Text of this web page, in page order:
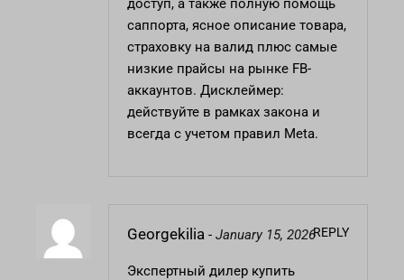
доступ, а также полную помощь
саппорта, ясное описание товара,
страховку на валид плюс самые
низкие прайсы на рынке FB-
аккаунтов. Дисклеймер:
действуйте в рамках закона и
всегда с учетом правил Meta.
Georgekilia - January 15, 2026REPLY
Экспертный дилер купить